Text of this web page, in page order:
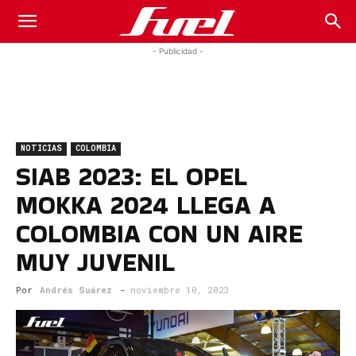
Fuel
Magazine
- Publicidad -
NOTICIAS COLOMBIA
SIAB 2023: EL OPEL
MOKKA 2024 LLEGA A
COLOMBIA CON UN AIRE
MUY JUVENIL
Por Andrés Suárez - noviembre 10, 2023